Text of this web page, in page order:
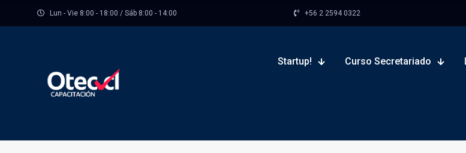
Lun - Vie 8:00 - 18:00 / Sáb 8:00 - 14:00 +56 2 2594 0322
Startup! Curso Secretariado